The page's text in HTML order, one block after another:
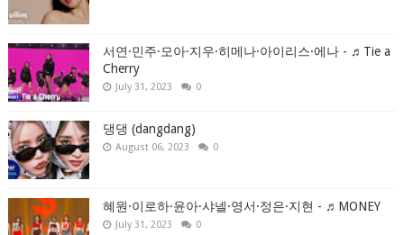
서연·민주·모아·지우·히메나·아이리스·에나 - ♬Tie a
Cherry
July 31, 2023 0
댕댕 (dangdang)
August 06, 2023 0
혜원·이로하·윤아·샤넬·영서·정은·지현 - ♬MONEY
July 31, 2023 0